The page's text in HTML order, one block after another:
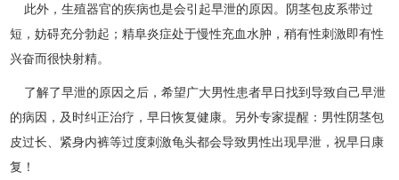
此外，生殖器官的疾病也是会引起早泄的原因。阴茎包皮系带过
短，妨碍充分勃起；精阜炎症处于慢性充血水肿，稍有性刺激即有性
兴奋而很快射精。
了解了早泄的原因之后，希望广大男性患者早日找到导致自己早泄
的病因，及时纠正治疗，早日恢复健康。另外专家提醒：男性阴茎包
皮过长、紧身内裤等过度刺激龟头都会导致男性出现早泄，祝早日康
复！